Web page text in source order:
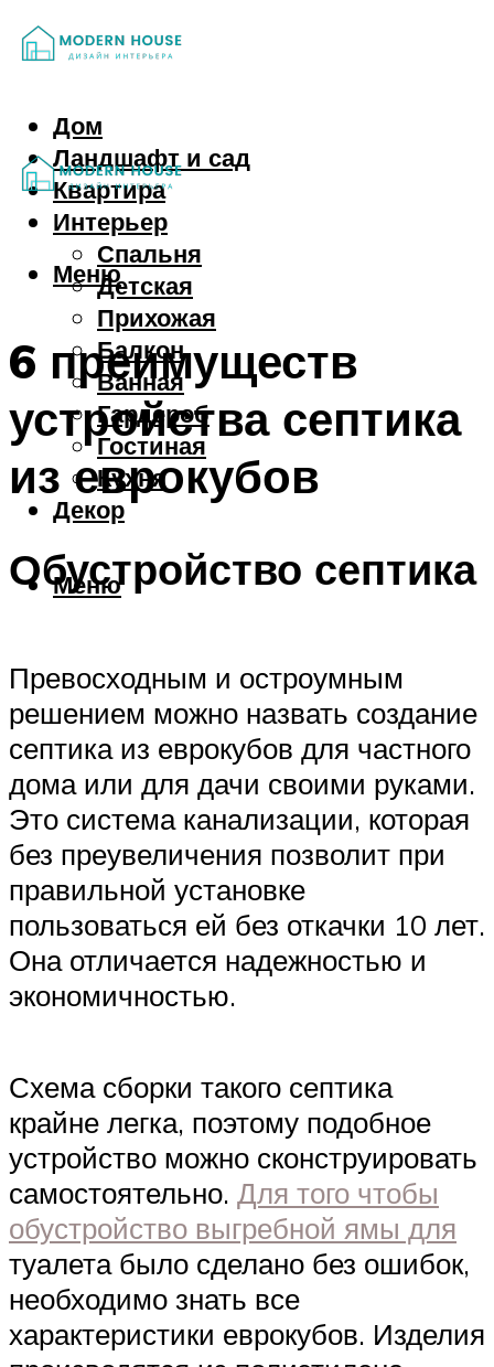
Дом
Ландшафт и сад
Квартира
Интерьер
Спальня
Детская
Прихожая
Балкон
Ванная
Гардероб
Гостиная
Кухня
Декор
Меню
Меню
6 преимуществ
устройства септика
из еврокубов
Обустройство септика
Превосходным и остроумным
решением можно назвать создание
септика из еврокубов для частного
дома или для дачи своими руками.
Это система канализации, которая
без преувеличения позволит при
правильной установке
пользоваться ей без откачки 10 лет.
Она отличается надежностью и
экономичностью.
Схема сборки такого септика
крайне легка, поэтому подобное
устройство можно сконструировать
самостоятельно. Для того чтобы
обустройство выгребной ямы для
туалета было сделано без ошибок,
необходимо знать все
характеристики еврокубов. Изделия